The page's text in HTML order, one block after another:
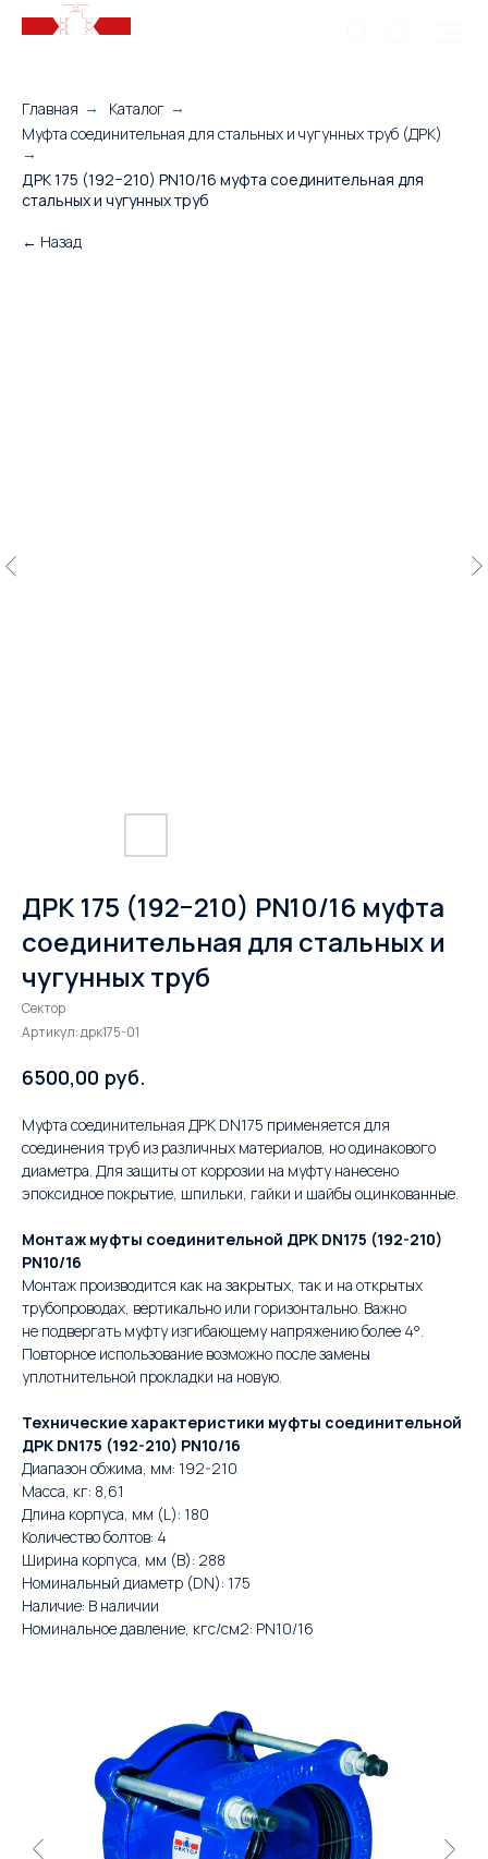
Главная → Каталог →
Муфта соединительная для стальных и чугунных труб (ДРК)
→
ДРК 175 (192−210) PN10/16 муфта соединительная для
стальных и чугунных труб
← Назад
ДРК 175 (192−210) PN10/16 муфта
соединительная для стальных и
чугунных труб
Сектор
Артикул:дрк175-01
6500,00 руб.
Муфта соединительная ДРК DN175 применяется для
соединения труб из различных материалов, но одинакового
диаметра. Для защиты от коррозии на муфту нанесено
эпоксидное покрытие, шпильки, гайки и шайбы оцинкованные.
Монтаж муфты соединительной ДРК DN175 (192-210)
PN10/16
Монтаж производится как на закрытых, так и на открытых
трубопроводах, вертикально или горизонтально. Важно
не подвергать муфту изгибающему напряжению более 4°.
Повторное использование возможно после замены
уплотнительной прокладки на новую.
Технические характеристики муфты соединительной
ДРК DN175 (192-210) PN10/16
Диапазон обжима, мм: 192-210
Масса, кг: 8,61
Длина корпуса, мм (L): 180
Количество болтов: 4
Ширина корпуса, мм (B): 288
Номинальный диаметр (DN): 175
Наличие: В наличии
Номинальное давление, кгс/см2: PN10/16